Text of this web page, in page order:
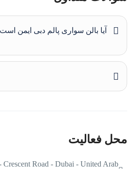
آیا بالن سواری پالم دبی ایمن
محل فعالیت
Crescent Road - Dubai - United Arab